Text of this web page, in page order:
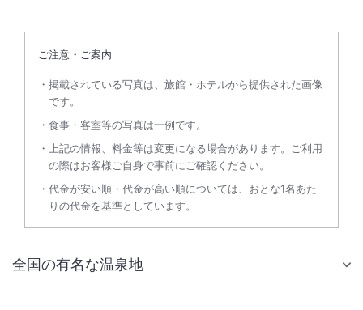
ご注意・ご案内
掲載されている写真は、旅館・ホテルから提供された画像
です。
食事・客室等の写真は一例です。
上記の情報、料金等は変更になる場合があります。ご利用
の際はお客様ご自身で事前にご確認ください。
代金が安い順・代金が高い順については、おとな1名あた
りの代金を基準としています。
全国の有名な温泉地